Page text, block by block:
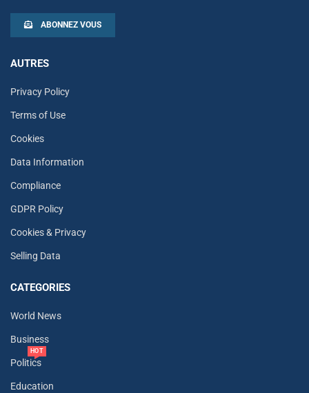
ABONNEZ VOUS
AUTRES
Privacy Policy
Terms of Use
Cookies
Data Information
Compliance
GDPR Policy
Cookies & Privacy
Selling Data
CATEGORIES
World News
Business
Politics
HOT
Education